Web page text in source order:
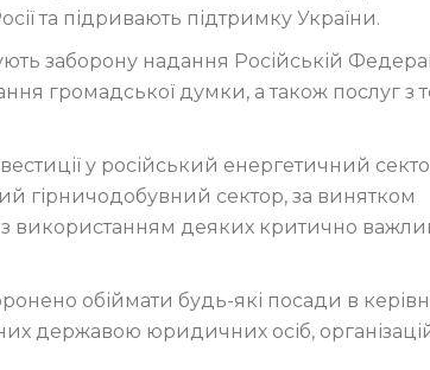
та підривають підтримку України.
заборону надання Російській
громадської думки, а також послуг з
у російський енергетичний
гірничодобувний сектор, за винятком
з використанням деяких критично
обіймати будь-які посади в
державою юридичних осіб,